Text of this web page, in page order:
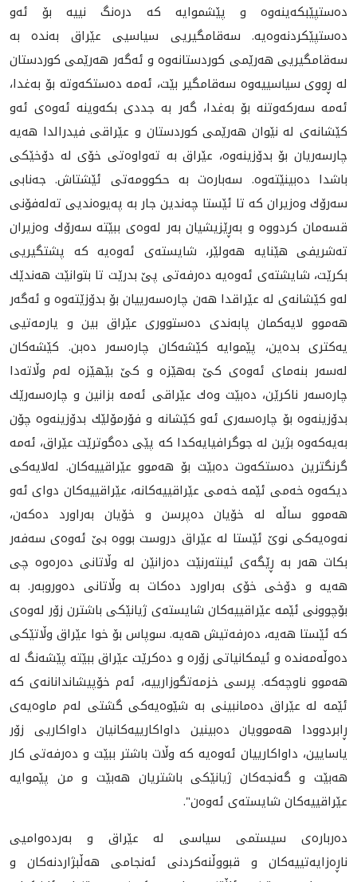
ده‌ستپێبكه‌ینه‌وه‌ و پێشموایه‌ كه‌ دره‌نگ نییه‌ بۆ ئه‌و
ده‌ستپێكردنه‌وه‌یه‌. سه‌قامگیریی سیاسیی عێراق به‌نده‌ به‌
سه‌قامگیریی هه‌رێمی كوردستانه‌وه‌ و ئه‌گه‌ر هه‌رێمی كوردستان
له‌ ڕووی سیاسییه‌وه‌ سه‌قامگیر بێت، ئه‌مه‌ ده‌ستكه‌وته‌ بۆ به‌غدا،
ئه‌مه‌ سه‌ركه‌وتنه‌ بۆ به‌غدا، گه‌ر به‌ جددی بكه‌وینه‌ ئه‌وه‌ی ئه‌و
كێشانه‌ی له‌ نێوان هه‌رێمی كوردستان و عێراقی فیدرالدا هه‌یه‌
چارسه‌ریان بۆ بدۆزینه‌وه‌، عێراق به‌ ته‌واوه‌تی خۆی له‌ دۆخێكی
باشدا ده‌بینێته‌وه‌. سه‌باره‌ت به‌ حكوومه‌تی ئێشتاش. جه‌نابی
سه‌رۆك وه‌زيران كه‌ تا ئێستا چه‌ندین جار به‌ په‌یوه‌ندیی ته‌له‌فۆنی
قسه‌مان كردووه‌ و به‌ڕێزیشیان به‌ر له‌وه‌ی ببێته‌ سه‌رۆك وه‌زیران
ته‌شریفی هێنایه‌ هه‌ولێر، شایسته‌ی ئه‌وه‌یه‌ كه‌ پشتگیریی
بكرێت، شایشته‌ی ئه‌وه‌یه‌ ده‌رفه‌تی پێ بدرێت تا بتوانێت هه‌ندێك
له‌و كێشانه‌ی له‌ عێراقدا هه‌ن چاره‌سه‌رییان بۆ بدۆزێته‌وه‌ و ئه‌گه‌ر
هه‌موو لایه‌كمان پابه‌ندی ده‌ستووری عێراق بین و یارمه‌تیی
یه‌كتری بده‌ین، پێموایه‌ كێشه‌كان چاره‌سه‌ر ده‌بن. كێشه‌كان
له‌سه‌ر بنه‌مای ئه‌وه‌ی كێ به‌هێزه‌ و كێ بێهێزه‌ له‌م وڵاته‌دا
چاره‌سه‌ر ناكرێن، ده‌بێت وه‌ك عێراقی ئه‌مه‌ بزانین و چاره‌سه‌رێك
بدۆزینه‌وه‌ بۆ چاره‌سه‌ری ئه‌و كێشانه‌ و فۆرمۆلێك بدۆزینه‌وه‌ چۆن
به‌یه‌كه‌وه‌ بژین له‌ جوگرافیایه‌كدا كه‌ پێی ده‌گوترێت عێراق، ئه‌مه‌
گرنگترین ده‌ستكه‌وت ده‌بێت بۆ هه‌موو عێراقییه‌كان. له‌لایه‌كی
دیكه‌وه‌ خه‌می ئێمه‌ خه‌می عێراقییه‌كانه‌، عێراقییه‌كان دوای ئه‌و
هه‌موو ساڵه‌ له‌ خۆیان ده‌پرسن و خۆیان به‌راورد ده‌كه‌ن،
نه‌وه‌یه‌كی نوێ ئێستا له‌ عێراق دروست بووه‌ بێ ئه‌وه‌ی سه‌فه‌ر
بكات هه‌ر به‌ ڕێگه‌ی ئينته‌رنێت ده‌زانێن له‌ وڵاتانی ده‌ره‌وه‌ چی
هه‌یه‌ و دۆخی خۆی به‌راورد ده‌كات به‌ وڵاتانی ده‌وروبه‌ر. به‌
بۆچوونی ئێمه‌ عێراقییه‌كان شایسته‌ی ژیانێكی باشترن زۆر له‌وه‌ی
كه‌ ئێستا هه‌یه‌، ده‌رفه‌تیش هه‌یه‌. سوپاس بۆ خوا عێراق وڵاتێكی
ده‌وڵه‌مه‌نده‌ و ئیمكانیاتی زۆره‌ و ده‌كرێت عێراق ببێته‌ پێشه‌نگ له‌
هه‌موو ناوچه‌كه‌. پرسی خزمه‌تگوزارییه‌، ئه‌م خۆپیشاندانانه‌ی كه‌
ئێمه‌ له‌ عێراق ده‌مانبینی به‌ شێوه‌یه‌كی گشتی له‌م ماوه‌یه‌ی
ڕابردوودا هه‌موویان ده‌بینین داواكارییه‌كانیان داواكاریی زۆر
یاسایین، داواكارییان ئه‌وه‌یه‌ كه‌ وڵات باشتر ببێت و ده‌رفه‌تی كار
هه‌بێت و گه‌نجه‌كان ژیانێكی باشتریان هه‌بێت و من پێموایه‌
عێراقییه‌كان شایسته‌ی ئه‌وه‌ن".
ده‌رباره‌ی سیستمی سیاسی له‌ عێراق و به‌رده‌وامیی
ناڕه‌زایه‌تییه‌كان و قبووڵنه‌كردنی ئه‌نجامی هه‌ڵبژاردنه‌كان و